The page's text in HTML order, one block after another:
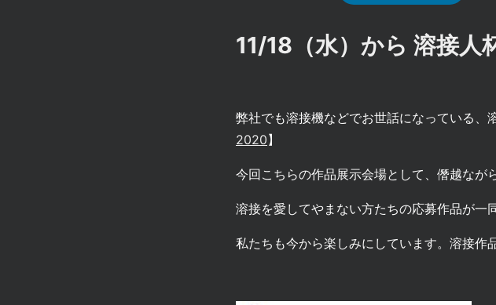
11/18（水）から 溶接
弊社でも溶接機などでお世話になっている、
2020】
今回こちらの作品展示会場として、僭越なが
溶接を愛してやまない方たちの応募作品が一
私たちも今から楽しみにしています。溶接作